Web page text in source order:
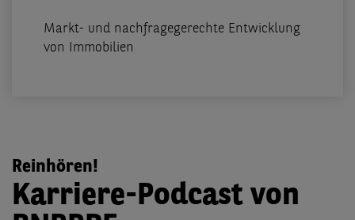
Markt- und nachfragegerechte Entwicklung
von Immobilien
Reinhören!
Karriere-Podcast von